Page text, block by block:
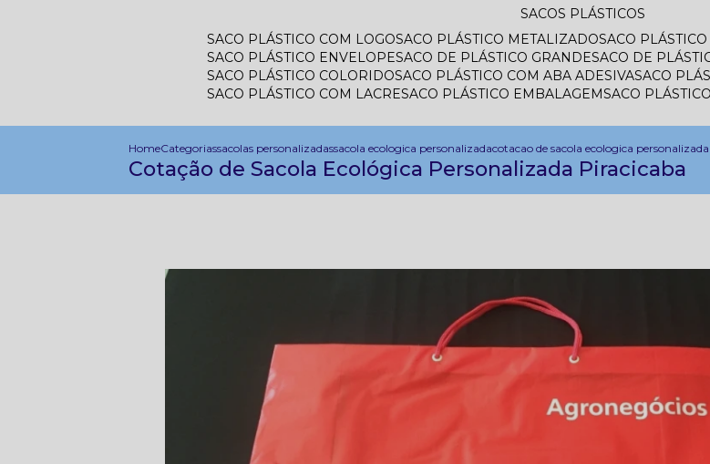
SACOS PLÁSTICOS
SACO PLÁSTICO COM LOGO SACO PLÁSTICO METALIZADO SACO
SACO PLÁSTICO ENVELOPE SACO DE PLÁSTICO GRANDE SACO DE
SACO PLÁSTICO COLORIDO SACO PLÁSTICO COM ABA ADESIVA SACO
SACO PLÁSTICO COM LACRE SACO PLÁSTICO EMBALAGEM SACO
HomeCategoriassacolas personalizadassacola ecologica personalizadacotacao de sacola ecologica
Cotação de Sacola Ecológica Personalizada Piracicaba